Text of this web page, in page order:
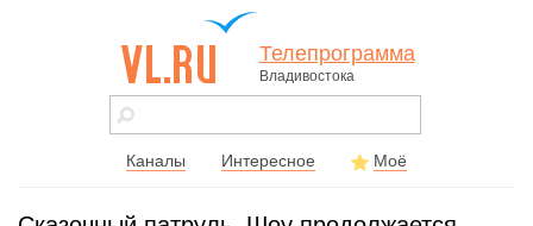
vl.ru - сайт
города
Телепрограмма
Владивостока
Каналы Интересное Моё